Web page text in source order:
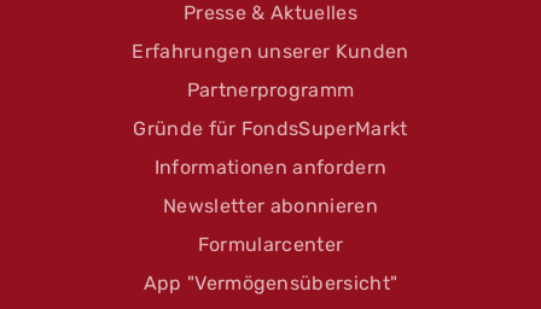
Presse & Aktuelles
Erfahrungen unserer Kunden
Partnerprogramm
Gründe für FondsSuperMarkt
Informationen anfordern
Newsletter abonnieren
Formularcenter
App "Vermögensübersicht"